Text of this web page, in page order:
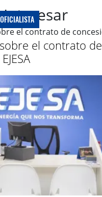
el contrato de